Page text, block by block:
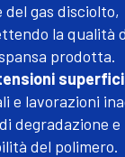
gas disciolto,
la qualità
prodotta.
e lavorazioni
degradazione e
del polimero.